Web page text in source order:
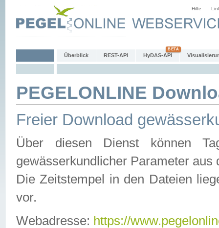
Hilfe
Überblick REST-API HyDAS-API
PEGELONLINE
Freier Download
Über diesen Dienst können
gewässerkundlicher Parameter aus
Die Zeitstempel in den Dateien
vor.
Webadresse: https://